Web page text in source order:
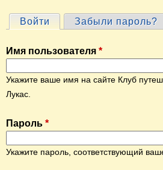
Г
л
а
в
н
е
в
Войти (активная вкладка)
Забыли пароль?
Имя пользователя *
Укажите ваше имя на сайте Клуб
Лукас.
Пароль *
Укажите пароль, соответствующий